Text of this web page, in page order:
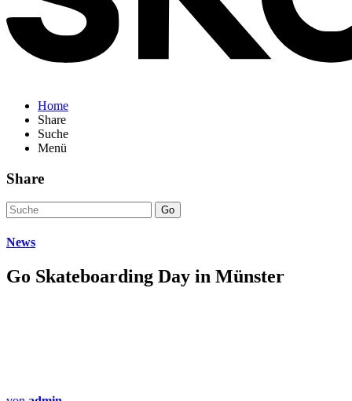
Home
Share
Suche
Menü
Share
Go
News
Go Skateboarding Day in Münster